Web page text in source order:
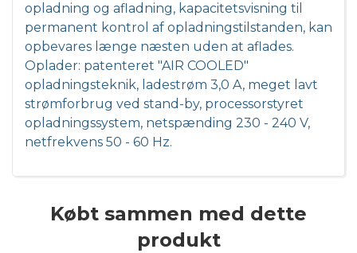
opladning og afladning, kapacitetsvisning til
permanent kontrol af opladningstilstanden, kan
opbevares længe næsten uden at aflades.
Oplader: patenteret "AIR COOLED"
opladningsteknik, ladestrøm 3,0 A, meget lavt
strømforbrug ved stand-by, processorstyret
opladningssystem, netspænding 230 - 240 V,
netfrekvens 50 - 60 Hz.
Købt sammen med dette
produkt